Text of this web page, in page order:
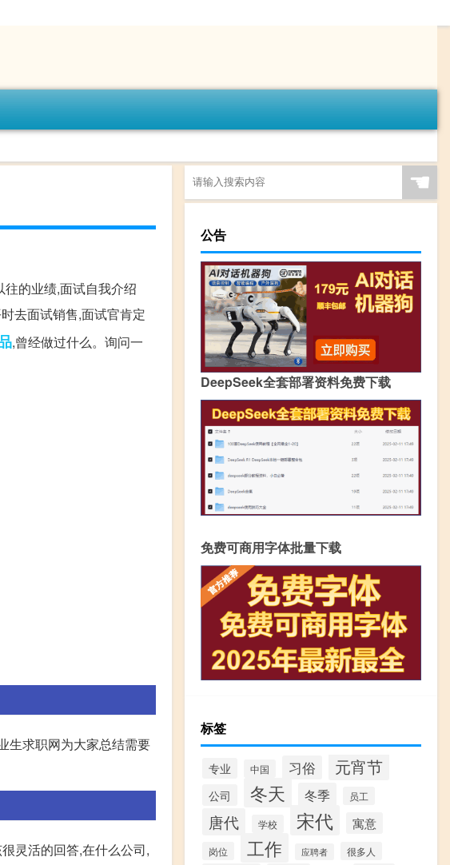
的业绩,面试自我介绍
去面试销售,面试官肯定
,曾经做过什么。询问一
生求职网为大家总结需要
灵活的回答,在什么公司,
☚
公告
DeepSeek全套部署资料免费下载
免费可商用字体批量下载
标签
专业 中国 习俗 元宵节
公司 冬天 冬季 员工
唐代 学校 宋代 寓意
岗位 工作 应聘者 很多人